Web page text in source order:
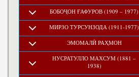
БОБОҶОН ҒАФУРОВ (1909 – 1977)
МИРЗО ТУРСУНЗОДА (1911-1977)
ЭМОМАЛӢ РАҲМОН
НУСРАТУЛЛО МАХСУМ (1881 –
1938)